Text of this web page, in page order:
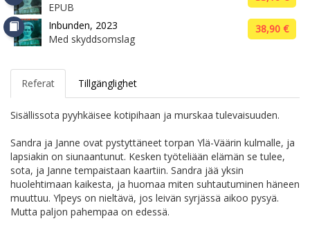
EPUB
Inbunden, 2023
Med skyddsomslag
38,90 €
Referat Tillgänglighet
Sisällissota pyyhkäisee kotipihaan ja murskaa tulevaisuuden.
Sandra ja Janne ovat pystyttäneet torpan Ylä-Väärin kulmalle, ja
lapsiakin on siunaantunut. Kesken työteliään elämän se tulee,
sota, ja Janne tempaistaan kaartiin. Sandra jää yksin
huolehtimaan kaikesta, ja huomaa miten suhtautuminen häneen
muuttuu. Ylpeys on nieltävä, jos leivän syrjässä aikoo pysyä.
Mutta paljon pahempaa on edessä.